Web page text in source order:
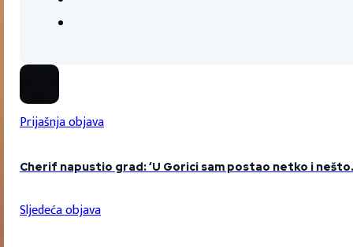
Prijašnja objava
Cherif napustio grad: ‘U Gorici sam postao netko i nešto.
Sljedeća objava